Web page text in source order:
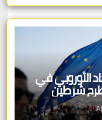
الأوروبي في
شرطين